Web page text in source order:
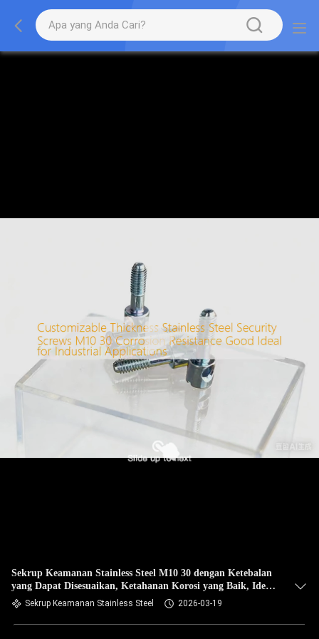
Sekrup Keamanan Stainless Steel M10 30 dengan Ketebalan
yang Dapat Disesuaikan, Ketahanan Korosi yang Baik, Ideal
untuk Aplikasi Industri
Sekrup Keamanan Stainless Steel 2026-03-19